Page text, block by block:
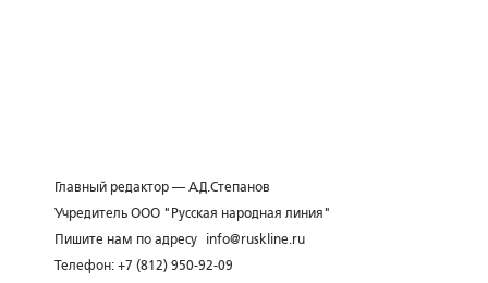
Главный редактор — А.Д.Степанов
Учредитель ООО "Русская народная линия"
Пишите нам по адресу
info@ruskline.ru
Телефон: +7 (812) 950-92-09